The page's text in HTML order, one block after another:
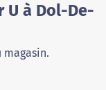
U à Dol-De-
magasin.